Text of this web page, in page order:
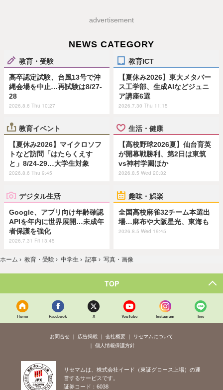
advertisement
NEWS CATEGORY
教育・受験
高卒認定試験、台風13号で沖
縄会場を中止…再試験は8/27-
28
2026.8.6 Thu 10:27
教育ICT
【夏休み2026】東大メタバー
ス工学部、生成AIなどジュニ
ア講座6選
2026.7.30 Thu 11:15
教育イベント
【夏休み2026】マイクロソフ
トなど訪問「はたらくえす
と」8/24-29…大学生対象
2026.8.6 Thu 9:45
生活・健康
【高校野球2026夏】仙台育英
が開幕戦勝利、第2日は東筑
vs神村学園ほか
2026.8.5 Wed 20:32
デジタル生活
Google、アプリ向け年齢確認
APIを年内に世界展開…未成年
者保護を強化
2026.7.31 Fri 13:45
趣味・娯楽
全国高校麻雀32チーム本選出
場…麻布や大阪星光、東海も
2026.8.5 Wed 19:45
ホーム › 教育・受験 › 中学生 › 記事 › 写真・画像
TOP
Home Facebook X YouTube Instagram line
お問合せ 広告掲載 会社概要
リセマムについて
個人情報保護方針
リセマムは、株式会社イード（東証グロース上場）の運
営するサービスです。
証券コード：6038